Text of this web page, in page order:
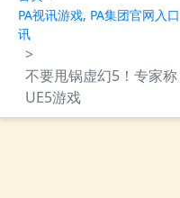
PA视讯游戏, PA集团官网入
讯
>
不要甩锅虚幻5！专家
UE5游戏